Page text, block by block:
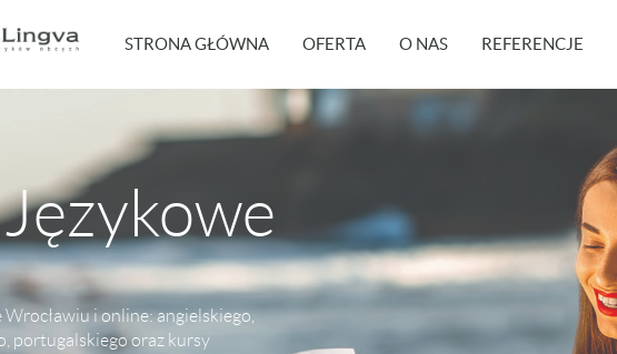
STRONA GŁÓWNA OFERTA O NAS REFERENCJE